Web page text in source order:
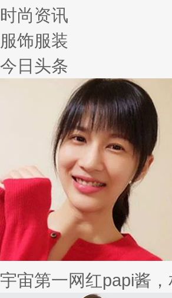
时尚资讯
服饰服装
今日头条